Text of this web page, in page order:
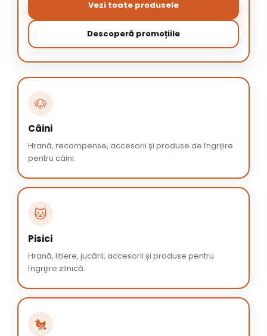
Vezi toate produsele
Descoperă promoțiile
🐶
Câini
Hrană, recompense, accesorii și produse de îngrijire
pentru câini.
🐱
Pisici
Hrană, litiere, jucării, accesorii și produse pentru
îngrijire zilnică.
🐔